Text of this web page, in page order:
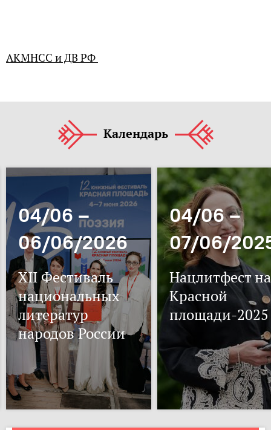
АКМНСС и ДВ РФ
Календарь
04/06 –
06/06/2026
XII Фестиваль
национальных
литератур
народов России
04/06 –
07/06/
Нацлитфест на
Красной
площади-2025